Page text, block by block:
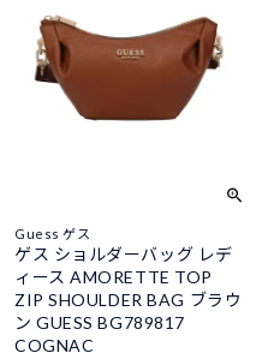
Guess ゲス
ゲス ショルダーバッグ レデ
ィース AMORETTE TOP
ZIP SHOULDER BAG ブラウ
ン GUESS BG789817
COGNAC